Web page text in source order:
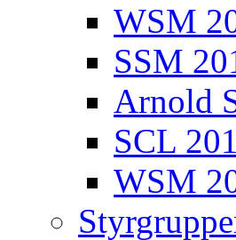
WSM
SSM
Arnold
SCL
WSM